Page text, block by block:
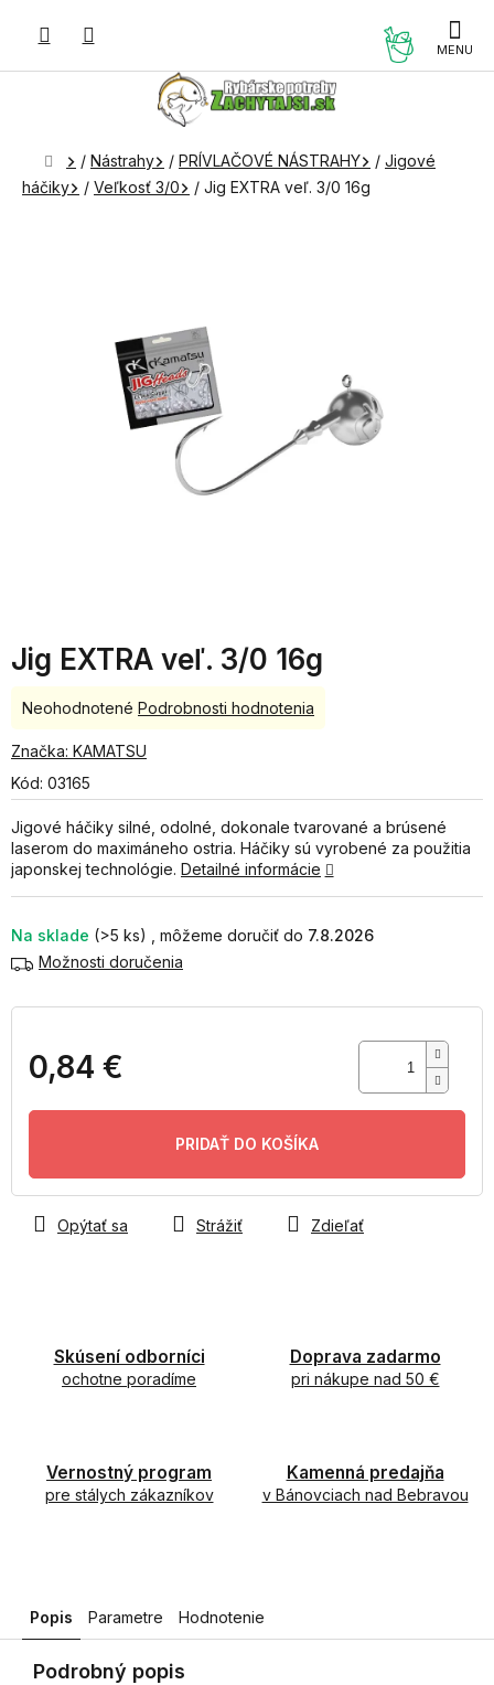
Domov
/ Nástrahy / PRÍVLAČOVÉ NÁSTRAHY / Jigové
háčiky
/ Veľkosť 3/0 / Jig EXTRA veľ. 3/0 16g
Jig EXTRA veľ. 3/0 16g
Kód: 03165
Na sklade (>5 ks)
7.8.2026
Možnosti doručenia
0,84 €
PRIDAŤ DO KOŠÍKA
Skúsení odborníci
ochotne poradíme
Doprava zadarmo
pri nákupe nad 50 €
Vernostný program
pre stálych zákazníkov
Kamenná predajňa
v Bánovciach nad Bebravou
Jigové háčiky silné, odolné, dokonale tvarované a brúsené
laserom do maximáneho ostria. Háčiky sú vyrobené za použitia
japonskej technológie. Detailné informácie
Opýtať sa Strážiť Zdieľať
Priemerné
produktu
0,0
5
hviezdičiek.
Neohodnotené Podrobnosti hodnotenia
Značka: KAMATSU
Popis Parametre Hodnotenie
Podrobný popis